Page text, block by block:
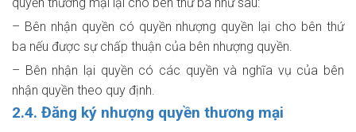
– Bên nhận quyền có quyền nhượng quyền lại cho bên thứ
ba nếu được sự chấp thuận của bên nhượng quyền.
– Bên nhận lại quyền có các quyền và nghĩa vụ của bên
nhận quyền theo quy định.
2.4. Đăng ký nhượng quyền thương mại